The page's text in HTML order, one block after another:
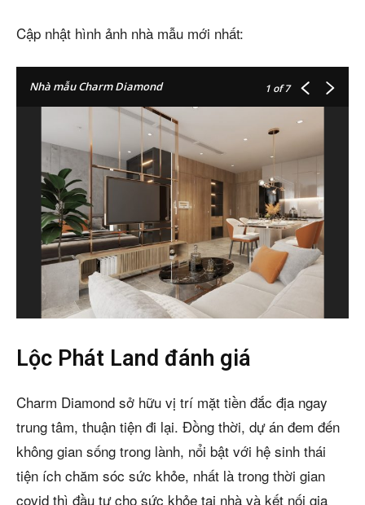
Cập nhật hình ảnh nhà mẫu mới nhất:
Nhà mẫu Charm Diamond 1 of 7
Lộc Phát Land đánh giá
Charm Diamond sở hữu vị trí mặt tiền đắc địa ngay
trung tâm, thuận tiện đi lại. Đồng thời, dự án đem đến
không gian sống trong lành, nổi bật với hệ sinh thái
tiện ích chăm sóc sức khỏe, nhất là trong thời gian
covid thì đầu tư cho sức khỏe tại nhà và kết nối gia